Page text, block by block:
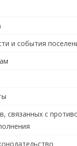
и события
связанных с